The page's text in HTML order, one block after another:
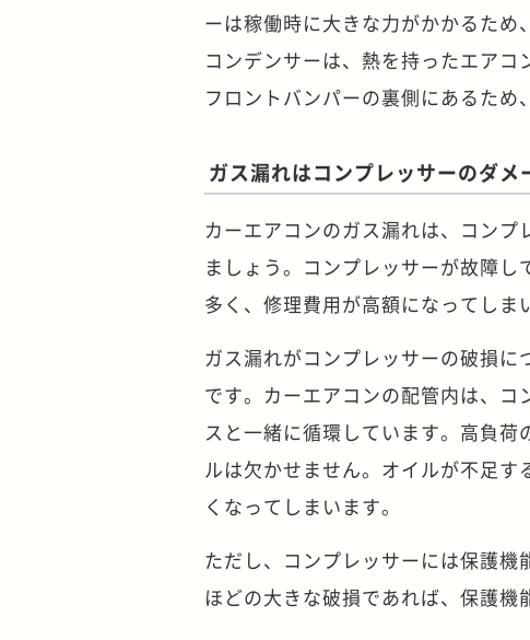
ーは稼働時に大きな力がかかるため
コンデンサーは、熱を持ったエアコ
フロントバンパーの裏側にあるため
ガス漏れはコンプレッサーのダメ
カーエアコンのガス漏れは、コン
ましょう。コンプレッサーが故障
多く、修理費用が高額になってしま
ガス漏れがコンプレッサーの破損
です。カーエアコンの配管内は、
スと一緒に循環しています。高負
ルは欠かせません。オイルが不足
くなってしまいます。
ただし、コンプレッサーには保護
ほどの大きな破損であれば、保護機